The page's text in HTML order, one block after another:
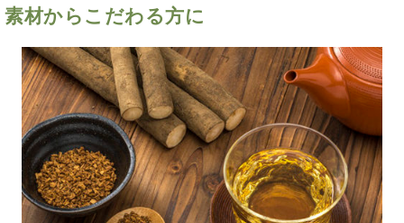
素材からこだわる方に